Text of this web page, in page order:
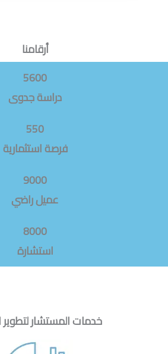
أرقامنا
5600
دراسة جدوى
550
فرصة استثمارية
9000
عميل راضي
8000
استشارة
خدمات المستشار لتطوير